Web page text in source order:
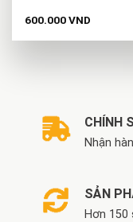
600.000VND
CHÍNH
Nhận
SẢN
Hơn 150